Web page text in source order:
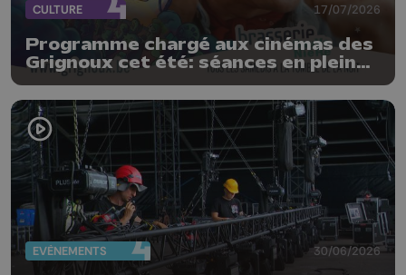
CULTURE 17/07/2026
Programme chargé aux cinémas des
Grignoux cet été: séances en plein
air, concerts et plats spéciaux à la
brasserie
EVÈNEMENTS 30/06/2026